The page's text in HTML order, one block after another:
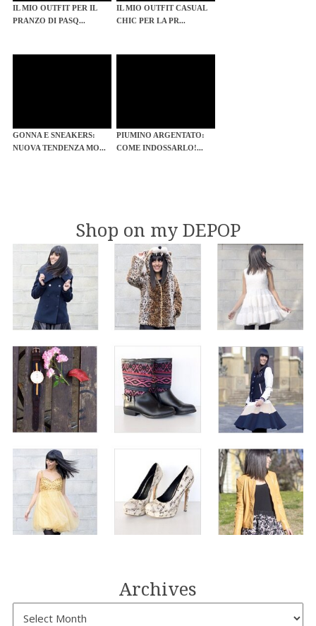
IL MIO OUTFIT PER IL
PRANZO DI PASQ...
IL MIO OUTFIT CASUAL
CHIC PER LA PR...
GONNA E SNEAKERS:
NUOVA TENDENZA MO...
PIUMINO ARGENTATO:
COME INDOSSARLO!...
Shop on my DEPOP
Archives